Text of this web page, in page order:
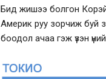
Бид жишээ болгон Корэйн
Америк руу зорчиж буй
боодол ачаа гэж үзэн